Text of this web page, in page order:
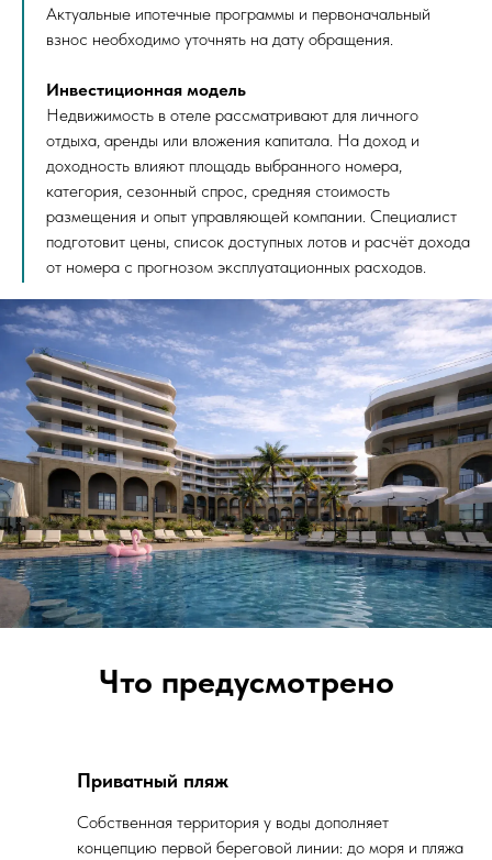
Актуальные ипотечные программы и первоначальный
взнос необходимо уточнять на дату обращения.
Инвестиционная модель
Недвижимость в отеле рассматривают для личного
отдыха, аренды или вложения капитала. На доход и
доходность влияют площадь выбранного номера,
категория, сезонный спрос, средняя стоимость
размещения и опыт управляющей компании. Специалист
подготовит цены, список доступных лотов и расчёт дохода
от номера с прогнозом эксплуатационных расходов.
Что предусмотрено
Приватный пляж
Собственная территория у воды дополняет
концепцию первой береговой линии: до моря и пляжа